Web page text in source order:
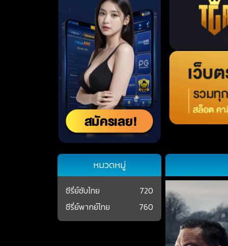
หมวดหมู่
ซีรี่ย์ซับไทย
720
ซีรี่ย์พากย์ไทย
760